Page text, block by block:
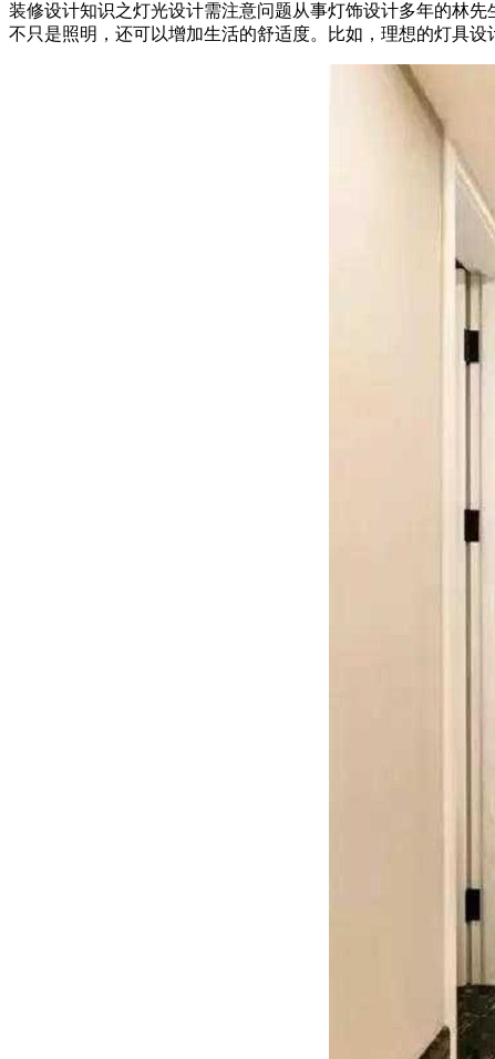
装修设计知识之灯光设计需注意问题从事灯饰设计多年的林
不只是照明，还可以增加生活的舒适度。比如，理想的灯具